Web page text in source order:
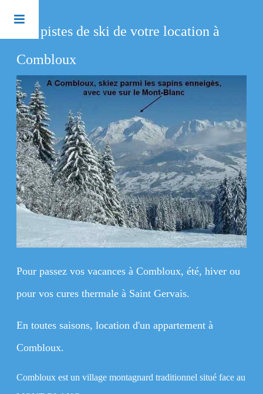
Les pistes de ski de votre location à
Combloux
Pour passez vos vacances à Combloux, été, hiver ou
pour vos cures thermale à Saint Gervais.
En toutes saisons, location d'un appartement à
Combloux.
Combloux est un village montagnard traditionnel situé face au